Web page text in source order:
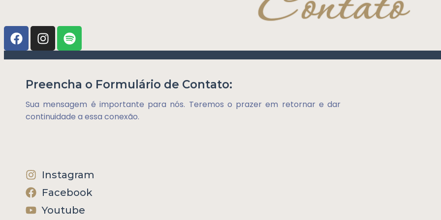
Preencha o Formulário de Contato:
Sua mensagem é importante para nós. Teremos o prazer em retornar e dar
continuidade a essa conexão.
Instagram
Facebook
Youtube